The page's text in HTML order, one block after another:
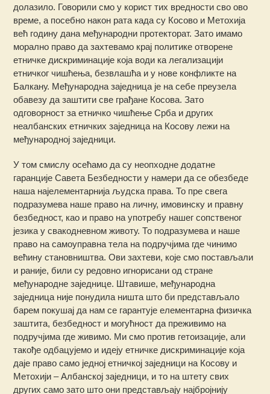
долазило. Говорили смо у корист тих вредности сво ово
време, а посебно након рата када су Косово и Метохија
већ годину дана међународни протекторат. Зато имамо
морално право да захтевамо крај политике отворене
етничке дискриминације која води ка легализацији
етничког чишћења, безвлашћа и у нове конфликте на
Балкану. Међународна заједница је на себе преузела
обавезу да заштити све грађане Косова. Зато
одговорност за етничко чишћење Срба и других
неалбанских етничких заједница на Косову лежи на
међународној заједници.
У том смислу осећамо да су неопходне додатне
гаранције Савета Безбедности у намери да се обезбеде
наша најелементарнија људска права. То пре свега
подразумева наше право на личну, имовинску и правну
безбедност, као и право на употребу нашег сопственог
језика у свакодневном животу. То подразумева и наше
право на самоуправна тела на подручјима где чинимо
већину становништва. Ови захтеви, које смо постављали
и раније, били су редовно игнорисани од стране
међународне заједнице. Штавише, међународна
заједница није понудила ништа што би представљало
барем покушај да нам се гарантује елементарна физичка
заштита, безбедност и могућност да преживимо на
подручјима где живимо. Ми смо против гетоизације, али
такође одбацујемо и идеју етничке дискриминације која
даје право само једној етничкој заједници на Косову и
Метохији – Албанској заједници, и то на штету свих
других само зато што они представљају најбројнију